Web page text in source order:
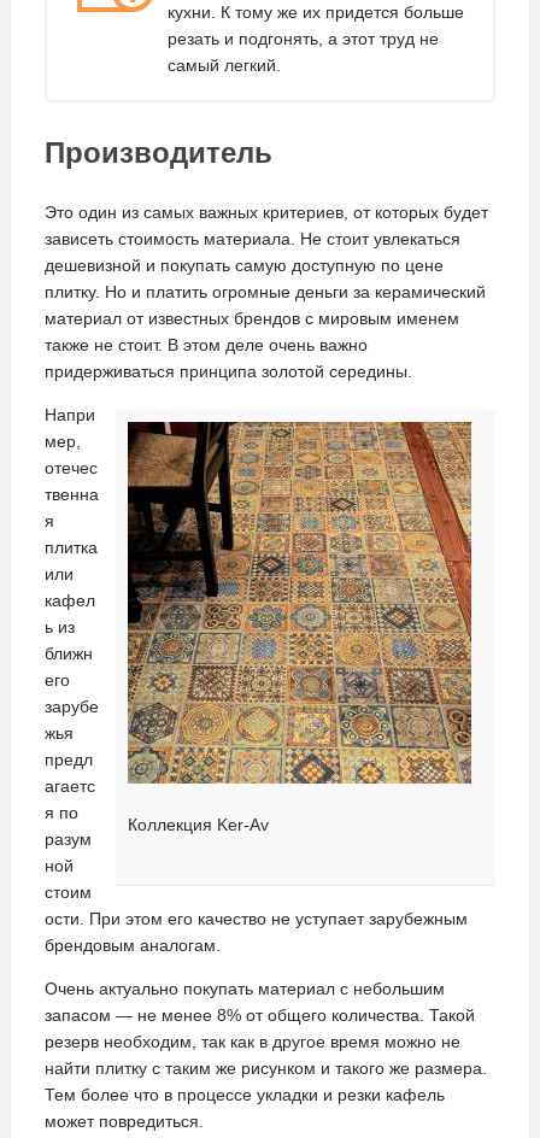
кухни. К тому же их придется больше
резать и подгонять, а этот труд не
самый легкий.
Производитель
Это один из самых важных критериев, от которых будет
зависеть стоимость материала. Не стоит увлекаться
дешевизной и покупать самую доступную по цене
плитку. Но и платить огромные деньги за керамический
материал от известных брендов с мировым именем
также не стоит. В этом деле очень важно
придерживаться принципа золотой середины.
Коллекция Ker-Av
Напри
мер,
отечес
твенна
я
плитка
или
кафел
ь из
ближн
его
зарубе
жья
предл
агаетс
я по
разум
ной
стоим
ости. При этом его качество не уступает зарубежным
брендовым аналогам.
Очень актуально покупать материал с небольшим
запасом — не менее 8% от общего количества. Такой
резерв необходим, так как в другое время можно не
найти плитку с таким же рисунком и такого же размера.
Тем более что в процессе укладки и резки кафель
может повредиться.